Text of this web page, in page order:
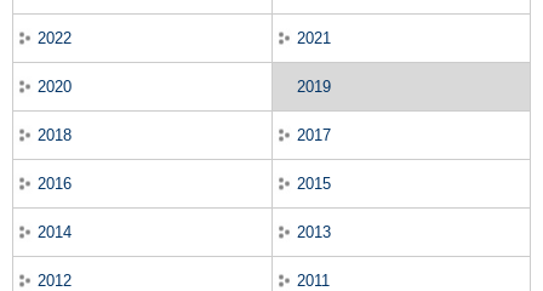
2022 2021
2020 2019
2018 2017
2016 2015
2014 2013
2012 2011